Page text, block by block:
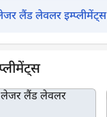
लैंड लेवलर इम्प्लीमेंट्स